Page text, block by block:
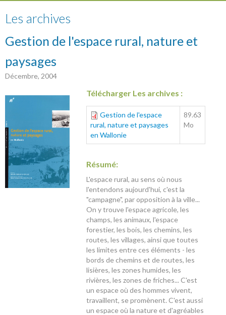
Les archives
Gestion de l'espace rural, nature et
paysages
Décembre, 2004
Télécharger Les archives :
Gestion de l'espace
rural, nature et paysages
en Wallonie
89.63
Mo
Résumé:
L'espace rural, au sens où nous
l'entendons aujourd'hui, c'est la
"campagne", par opposition à la ville...
On y trouve l'espace agricole, les
champs, les animaux, l'espace
forestier, les bois, les chemins, les
routes, les villages, ainsi que toutes
les limites entre ces éléments - les
bords de chemins et de routes, les
lisières, les zones humides, les
rivières, les zones de friches... C'est
un espace où des hommes vivent,
travaillent, se promènent. C'est aussi
un espace où la nature et d'agréables